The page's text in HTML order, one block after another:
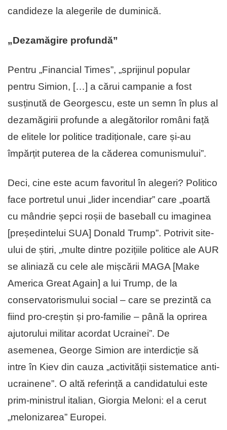
candideze la alegerile de duminică.
„Dezamăgire profundă”
Pentru „Financial Times”, „sprijinul popular
pentru Simion, […] a cărui campanie a fost
susținută de Georgescu, este un semn în plus al
dezamăgirii profunde a alegătorilor români față
de elitele lor politice tradiționale, care și-au
împărțit puterea de la căderea comunismului”.
Deci, cine este acum favoritul în alegeri? Politico
face portretul unui „lider incendiar” care „poartă
cu mândrie șepci roșii de baseball cu imaginea
[președintelui SUA] Donald Trump”. Potrivit site-
ului de știri, „multe dintre pozițiile politice ale AUR
se aliniază cu cele ale mișcării MAGA [Make
America Great Again] a lui Trump, de la
conservatorismului social – care se prezintă ca
fiind pro-creștin și pro-familie – până la oprirea
ajutorului militar acordat Ucrainei”. De
asemenea, George Simion are interdicție să
intre în Kiev din cauza „activității sistematice anti-
ucrainene”. O altă referință a candidatului este
prim-ministrul italian, Giorgia Meloni: el a cerut
„melonizarea” Europei.